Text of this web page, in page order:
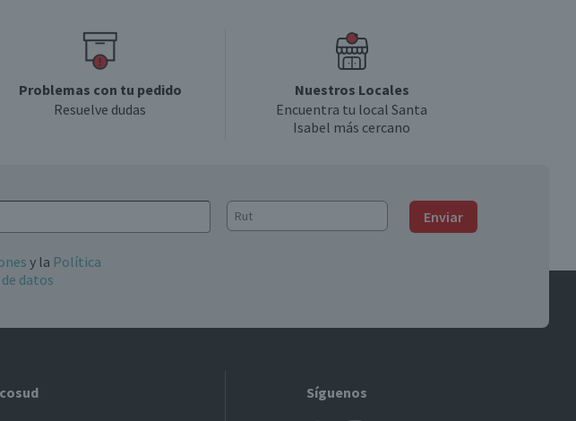
Problemas con tu pedido
Resuelve dudas
Nuestros Locales
Encuentra tu local Santa
Isabel más cercano
Enviar
y la Política
datos
Síguenos